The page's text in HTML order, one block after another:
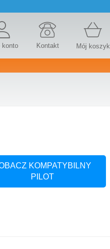
konto Kontakt Mój koszyk
KOMPATYBILNY
PILOT